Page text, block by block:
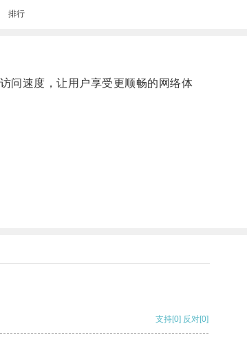
排行
问速度，让用户享受更顺畅的网络体
支持[0] 反对[0]